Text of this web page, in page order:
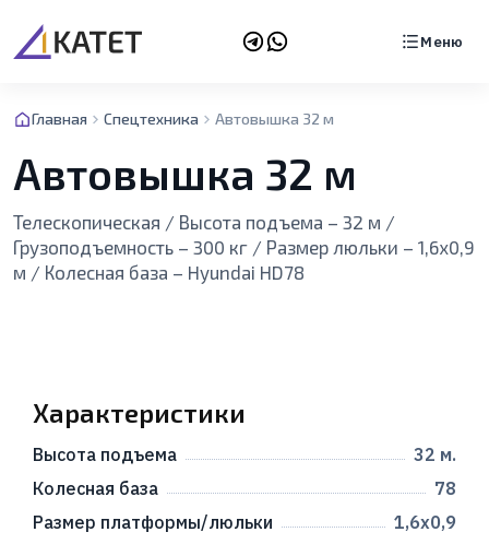
Меню
Главная Спецтехника Автовышка 32 м
Автовышка 32 м
Телескопическая / Высота подъема – 32 м /
Грузоподъемность – 300 кг / Размер люльки – 1,6х0,9
м / Колесная база – Hyundai HD78
Характеристики
Высота подъема
32 м.
Колесная база
78
Размер платформы/люльки
1,6х0,9